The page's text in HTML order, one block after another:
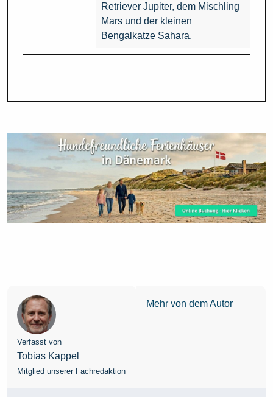
Retriever Jupiter, dem Mischling
Mars und der kleinen
Bengalkatze Sahara.
Verfasst von
Tobias Kappel
Mitglied unserer Fachredaktion
Mehr von dem Autor